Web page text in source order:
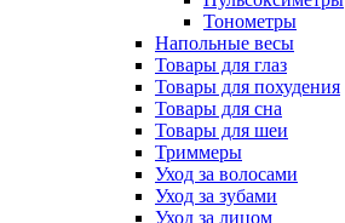
Тонометры
Напольные весы
Товары для глаз
Товары для похудения
Товары для сна
Товары для шеи
Триммеры
Уход за волосами
Уход за зубами
Уход за лицом